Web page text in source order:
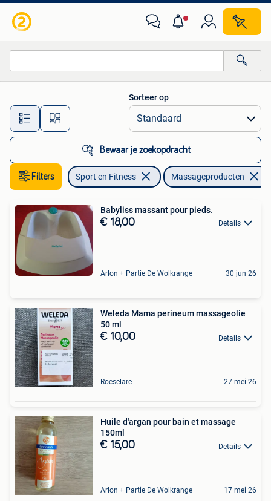
Alle afstanden…
Sorteer op
Bewaar je zoekopdracht
Filters Sport en Fitness Massageproducten
Babyliss massant pour pieds.
€ 18,00 Details
Arlon + Partie De Wolkrange 30 jun 26
Weleda Mama perineum massageolie
50 ml
€ 10,00 Details
Roeselare 27 mei 26
Huile d'argan pour bain et massage
150ml
€ 15,00 Details
Arlon + Partie De Wolkrange 17 mei 26